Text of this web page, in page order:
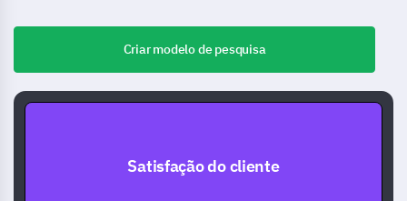
Criar modelo de pesquisa
Satisfação do cliente